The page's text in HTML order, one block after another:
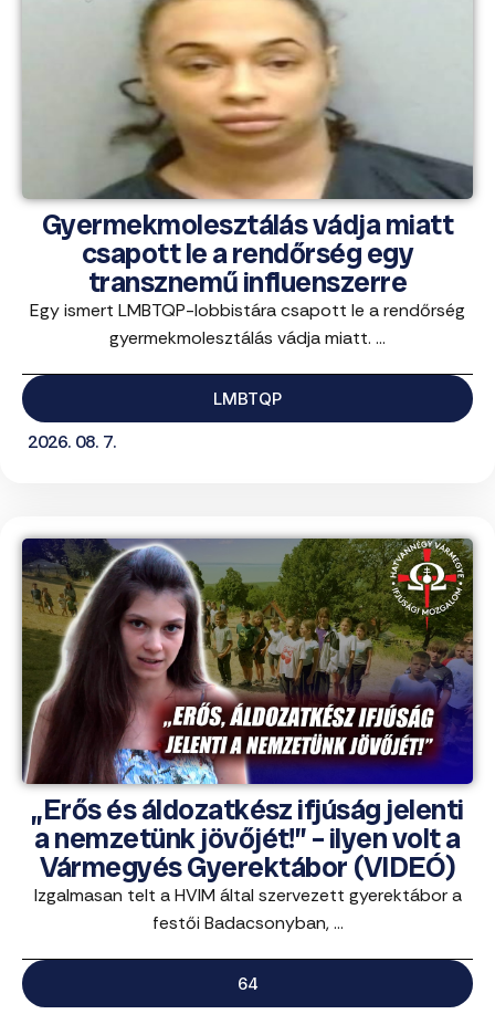
Gyermekmolesztálás vádja miatt
csapott le a rendőrség egy
transznemű influenszerre
Egy ismert LMBTQP-lobbistára csapott le a rendőrség
gyermekmolesztálás vádja miatt. ...
LMBTQP
2026. 08. 7.
„Erős és áldozatkész ifjúság jelenti
a nemzetünk jövőjét!” – ilyen volt a
Vármegyés Gyerektábor (VIDEÓ)
Izgalmasan telt a HVIM által szervezett gyerektábor a
festői Badacsonyban, ...
64